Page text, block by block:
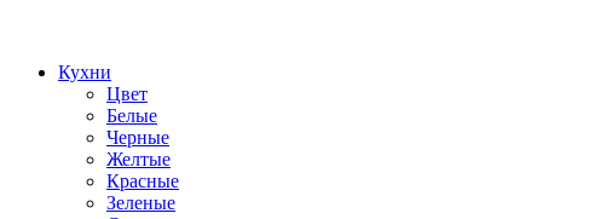
Кухни
Цвет
Белые
Черные
Желтые
Красные
Зеленые